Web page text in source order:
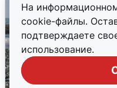
На
cookie-файлы.
подтверждаете
использование.